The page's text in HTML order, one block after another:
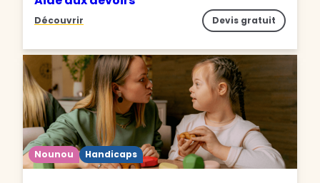
Découvrir Devis gratuit
Nounou Handicaps